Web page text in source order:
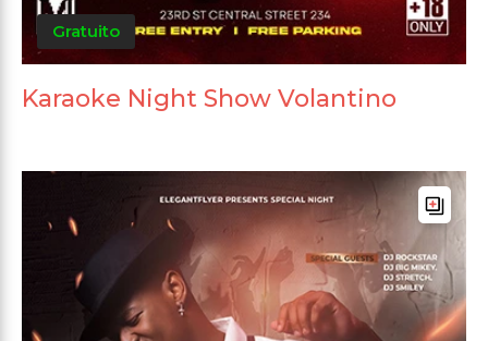
Gratuito
Karaoke Night Show Volantino